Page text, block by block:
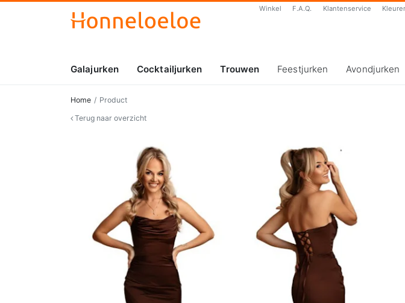
Winkel F.A.Q. Klantenservice
Galajurken Cocktailjurken Trouwen Feestjurken Avondjurken
Home
Product
Terug naar overzicht